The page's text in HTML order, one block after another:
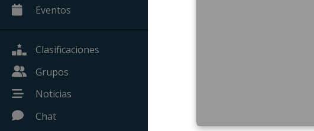
Eventos
Clasificaciones
Grupos
Noticias
Chat